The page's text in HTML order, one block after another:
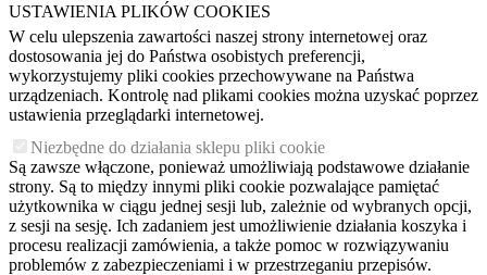
USTAWIENIA PLIKÓW COOKIES
W celu ulepszenia zawartości naszej strony internetowej oraz
dostosowania jej do Państwa osobistych preferencji,
wykorzystujemy pliki cookies przechowywane na Państwa
urządzeniach. Kontrolę nad plikami cookies można uzyskać poprzez
ustawienia przeglądarki internetowej.
Niezbędne do działania sklepu pliki cookie
Są zawsze włączone, ponieważ umożliwiają podstawowe działanie
strony. Są to między innymi pliki cookie pozwalające pamiętać
użytkownika w ciągu jednej sesji lub, zależnie od wybranych opcji,
z sesji na sesję. Ich zadaniem jest umożliwienie działania koszyka i
procesu realizacji zamówienia, a także pomoc w rozwiązywaniu
problemów z zabezpieczeniami i w przestrzeganiu przepisów.